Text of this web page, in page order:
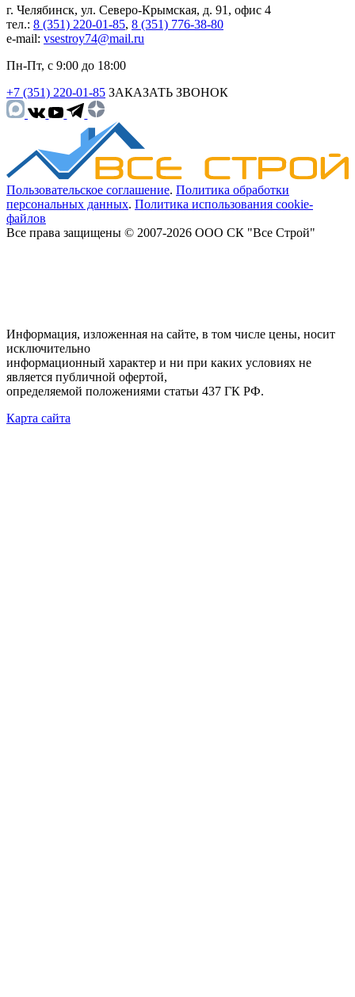
г. Челябинск, ул. Северо-Крымская, д. 91, офис 4
тел.: 8 (351) 220-01-85, 8 (351) 776-38-80
e-mail: vsestroy74@mail.ru
Пн-Пт, с 9:00 до 18:00
+7 (351) 220-01-85 ЗАКАЗАТЬ ЗВОНОК
Пользовательское соглашение. Политика обработки
персональных данных. Политика использования cookie-
файлов
Все права защищены © 2007-2026 ООО СК "Все Строй"
Информация, изложенная на сайте, в том числе цены, носит
исключительно
информационный характер и ни при каких условиях не
является публичной офертой,
определяемой положениями статьи 437 ГК РФ.
Карта сайта